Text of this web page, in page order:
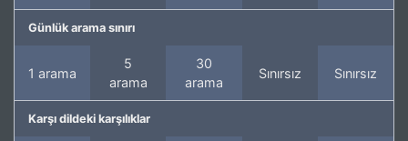
Günlük arama sınırı
1 arama
5
arama
30
arama
Sınırsız Sınırsız
Karşı dildeki karşılıklar